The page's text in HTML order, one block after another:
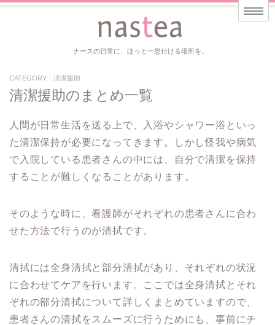
ナースの日常に、ほっと一息付ける場所を。
CATEGORY：清潔援助
清潔援助のまとめ一覧
人間が日常生活を送る上で、入浴やシャワー浴といっ
た清潔保持が必要になってきます。しかし怪我や病気
で入院している患者さんの中には、自分で清潔を保持
することが難しくなることがあります。
そのような時に、看護師がそれぞれの患者さんに合わ
せた方法で行うのが清拭です。
清拭には全身清拭と部分清拭があり、それぞれの状況
に合わせてケアを行います。ここでは全身清拭とそれ
ぞれの部分清拭について詳しくまとめていますので、
患者さんの清拭をスムーズに行うためにも、事前にチ